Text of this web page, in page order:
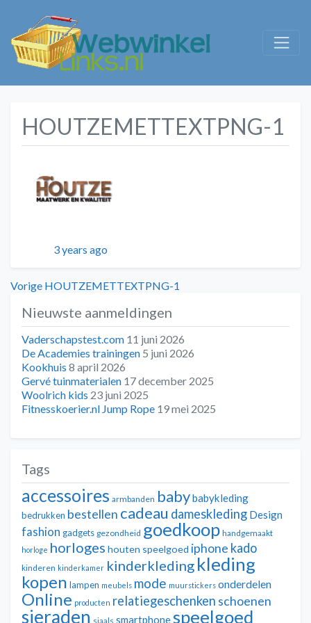
HOUTZEMETTEXTPNG-1
Geplaatst
3 years ago
Bericht
navigatie
Vorige Vorig
HOUTZEMETTEXTPNG-1
Nieuwste aanmeldingen
Vaderschapstest.com 11 juni 2026
De Academies trainingen 5 juni 2026
Kookhuis 8 april 2026
Gervé tuinmaterialen 17 december 2025
Woolrich kids 23 juni 2025
Fitnesskoerier.nl Jump Rope 19 mei 2025
Tags
accessoires armbanden babybabykleding
bedrukken bestellen cadeau dameskleding Design
fashion gadgets gezondheid goedkoop handgemaakt
horloge horloges houten speelgoed iphone kado
kinderen kinderkamer kinderkleding kleding
kopen lampen meubels mode muurstickers onderdelen
Online producten relatiegeschenken schoenen
sieraden sjaals smartphonespeelgoed